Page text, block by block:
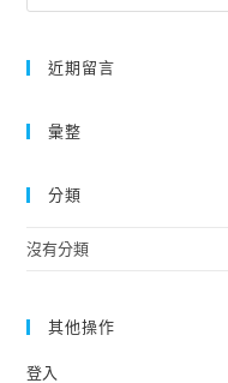
近期留言
彙整
分類
沒有分類
其他操作
登入